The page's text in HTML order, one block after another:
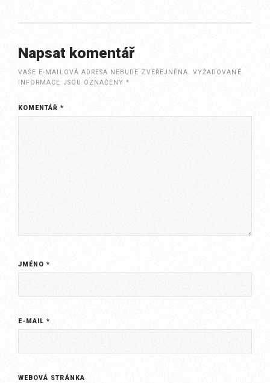
Napsat komentář
VAŠE E-MAILOVÁ ADRESA NEBUDE ZVEŘEJNĚNA. VYŽADOVANÉ
INFORMACE JSOU OZNAČENY*
KOMENTÁŘ*
JMÉNO*
E-MAIL*
WEBOVÁ STRÁNKA